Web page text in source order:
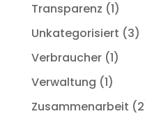
Transparenz (1)
Unkategorisiert (3)
Verbraucher(1)
Verwaltung (1)
Zusammenarbeit